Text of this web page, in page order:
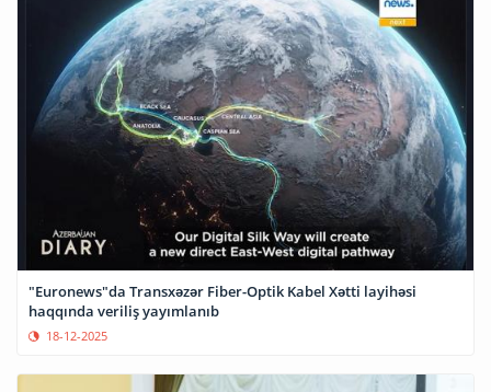
"Euronews"da Transxəzər Fiber-Optik Kabel Xətti layihəsi
haqqında veriliş yayımlanıb
18-12-2025